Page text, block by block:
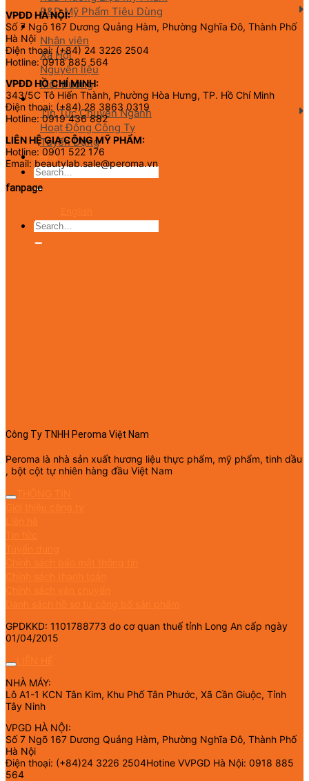
R&D Mỹ Phẩm Tiêu Dùng
CSR
Nhân viên
Xã Hội
Nguyên liệu
Môi trường
Tin tức
Tin Tức Chuyên Ngành
Hoạt Động Công Ty
Tuyển Dụng
Liên hệ
VPĐD HÀ NỘI:
Số 7 Ngõ 167 Dương Quảng Hàm, Phường Nghĩa Đô, Thành Phố
Hà Nội
Điện thoại: (+84) 24 3226 2504
Hotline: 0918 885 564
VPĐD HỒ CHÍ MINH:
343/5C Tô Hiến Thành, Phường Hòa Hưng, TP. Hồ Chí Minh
Điện thoại: (+84) 28 3863 0319
Hotline: 0919 436 882
LIÊN HỆ GIA CÔNG MỸ PHẨM:
Hotline: 0901 522 176
Email: beautylab.sale@peroma.vn
fanpage
Công Ty TNHH Peroma Việt Nam
Peroma là nhà sản xuất hương liệu thực phẩm, mỹ phẩm, tinh dầu
, bột cột tự nhiên hàng đầu Việt Nam
GPDKKD: 1101788773 do cơ quan thuế tỉnh Long An cấp ngày
01/04/2015
NHÀ MÁY:
Lô A1-1 KCN Tân Kim, Khu Phố Tân Phước, Xã Cần Giuộc, Tỉnh
Tây Ninh
VPGD HÀ NỘI:
Số 7 Ngõ 167 Dương Quảng Hàm, Phường Nghĩa Đô, Thành Phố
Hà Nội
Điện thoại: (+84)24 3226 2504Hotine VVPGD Hà Nội: 0918 885
564